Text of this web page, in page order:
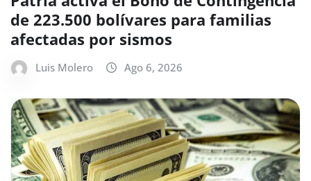
de 223.500 bolívares para familias
afectadas por sismos
Luis Molero Ago 6, 2026